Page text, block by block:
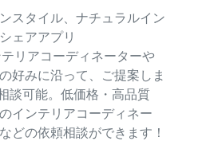
スタイル、ナチュラルイン
ェアアプリ
リアコーディネーターや
好みに沿って、ご提案しま
談可能。低価格・高品質
インテリアコーディネー
どの依頼相談ができます！